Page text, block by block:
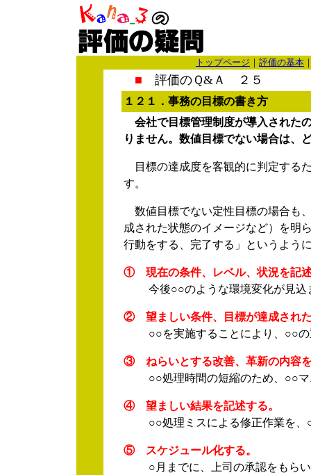
トップページ ｜ 評価の基本
■ 評価のＱ&Ａ ２５
１２１．事務の目標の書き方
会社で目標管理制度が導入された
りません。数値目標でない場合は、
目標の達成度を客観的に判定する
す。
数値目標でない定性目標の場合も
成された状態のイメージなど）を明
行動をする、完了する」というよう
① 現在の条件、レベル、状況を記
今後○○のような環境変化が見込
② 望ましい条件、目標が達成され
○○を実施することにより、○○の
③ ねらいとする改善、革新の内容
○○処理時間の短縮のため、○○マ
④ 望ましい結果を記述する。
○○処理ミスによる修正作業を、
⑤ スケジュール化する。
○月までに、上司の承認をもらい